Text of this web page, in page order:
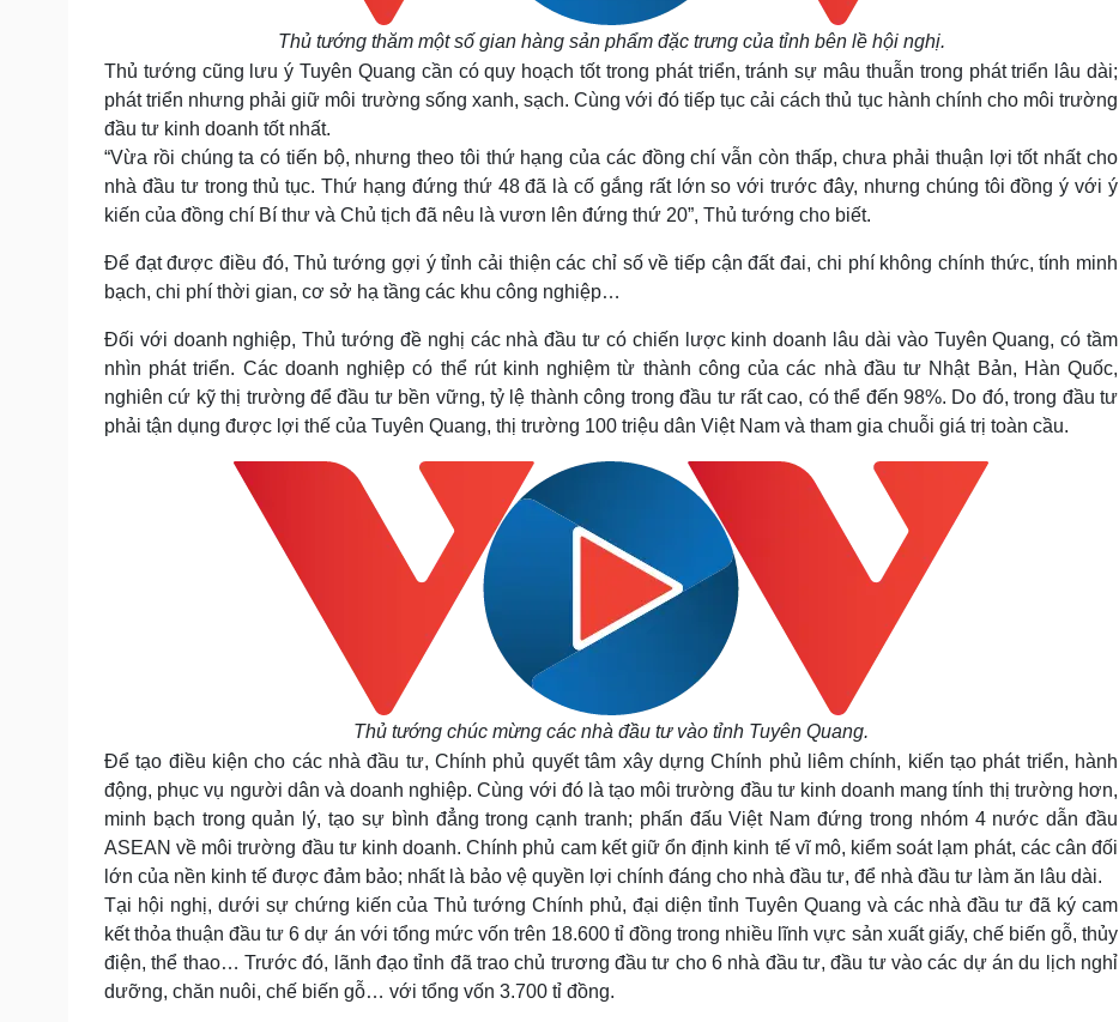
Thủ tướng thăm một số gian hàng sản phẩm đặc trưng của tỉnh bên lề hội nghị.
Thủ tướng cũng lưu ý Tuyên Quang cần có quy hoạch tốt trong phát triển, tránh sự mâu thuẫn trong phát triển lâu dài;
phát triển nhưng phải giữ môi trường sống xanh, sạch. Cùng với đó tiếp tục cải cách thủ tục hành chính cho môi trường
đầu tư kinh doanh tốt nhất.
“Vừa rồi chúng ta có tiến bộ, nhưng theo tôi thứ hạng của các đồng chí vẫn còn thấp, chưa phải thuận lợi tốt nhất cho
nhà đầu tư trong thủ tục. Thứ hạng đứng thứ 48 đã là cố gắng rất lớn so với trước đây, nhưng chúng tôi đồng ý với ý
kiến của đồng chí Bí thư và Chủ tịch đã nêu là vươn lên đứng thứ 20”, Thủ tướng cho biết.
Để đạt được điều đó, Thủ tướng gợi ý tỉnh cải thiện các chỉ số về tiếp cận đất đai, chi phí không chính thức, tính minh
bạch, chi phí thời gian, cơ sở hạ tầng các khu công nghiệp…
Đối với doanh nghiệp, Thủ tướng đề nghị các nhà đầu tư có chiến lược kinh doanh lâu dài vào Tuyên Quang, có tầm
nhìn phát triển. Các doanh nghiệp có thể rút kinh nghiệm từ thành công của các nhà đầu tư Nhật Bản, Hàn Quốc,
nghiên cứ kỹ thị trường để đầu tư bền vững, tỷ lệ thành công trong đầu tư rất cao, có thể đến 98%. Do đó, trong đầu tư
phải tận dụng được lợi thế của Tuyên Quang, thị trường 100 triệu dân Việt Nam và tham gia chuỗi giá trị toàn cầu.
Thủ tướng chúc mừng các nhà đầu tư vào tỉnh Tuyên Quang.
Để tạo điều kiện cho các nhà đầu tư, Chính phủ quyết tâm xây dựng Chính phủ liêm chính, kiến tạo phát triển, hành
động, phục vụ người dân và doanh nghiệp. Cùng với đó là tạo môi trường đầu tư kinh doanh mang tính thị trường hơn,
minh bạch trong quản lý, tạo sự bình đẳng trong cạnh tranh; phấn đấu Việt Nam đứng trong nhóm 4 nước dẫn đầu
ASEAN về môi trường đầu tư kinh doanh. Chính phủ cam kết giữ ổn định kinh tế vĩ mô, kiểm soát lạm phát, các cân đối
lớn của nền kinh tế được đảm bảo; nhất là bảo vệ quyền lợi chính đáng cho nhà đầu tư, để nhà đầu tư làm ăn lâu dài.
Tại hội nghị, dưới sự chứng kiến của Thủ tướng Chính phủ, đại diện tỉnh Tuyên Quang và các nhà đầu tư đã ký cam
kết thỏa thuận đầu tư 6 dự án với tổng mức vốn trên 18.600 tỉ đồng trong nhiều lĩnh vực sản xuất giấy, chế biến gỗ, thủy
điện, thể thao… Trước đó, lãnh đạo tỉnh đã trao chủ trương đầu tư cho 6 nhà đầu tư, đầu tư vào các dự án du lịch nghỉ
dưỡng, chăn nuôi, chế biến gỗ… với tổng vốn 3.700 tỉ đồng.